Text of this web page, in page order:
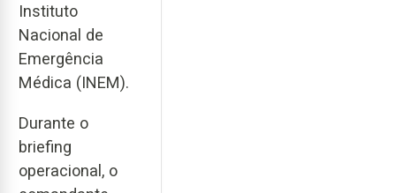
Instituto
Nacional de
Emergência
Médica (INEM).
Durante o
briefing
operacional, o